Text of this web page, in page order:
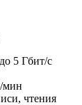
5 Гбит/с
мин
чтения